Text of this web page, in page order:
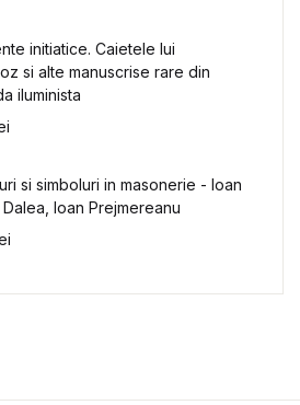
initiatice. Caietele lui
si alte manuscrise rare din
iluminista
si simboluri in masonerie - Ioan
Ioan Prejmereanu